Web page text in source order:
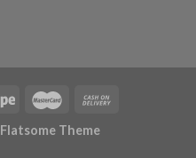
Flatsome Theme